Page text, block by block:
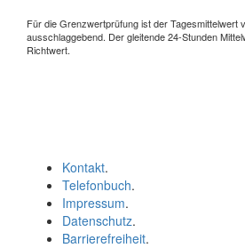
Für die Grenzwertprüfung ist der Tagesmittelwert
ausschlaggebend. Der gleitende 24-Stunden
Richtwert.
Kontakt.
Telefonbuch.
Impressum.
Datenschutz.
Barrierefreiheit.